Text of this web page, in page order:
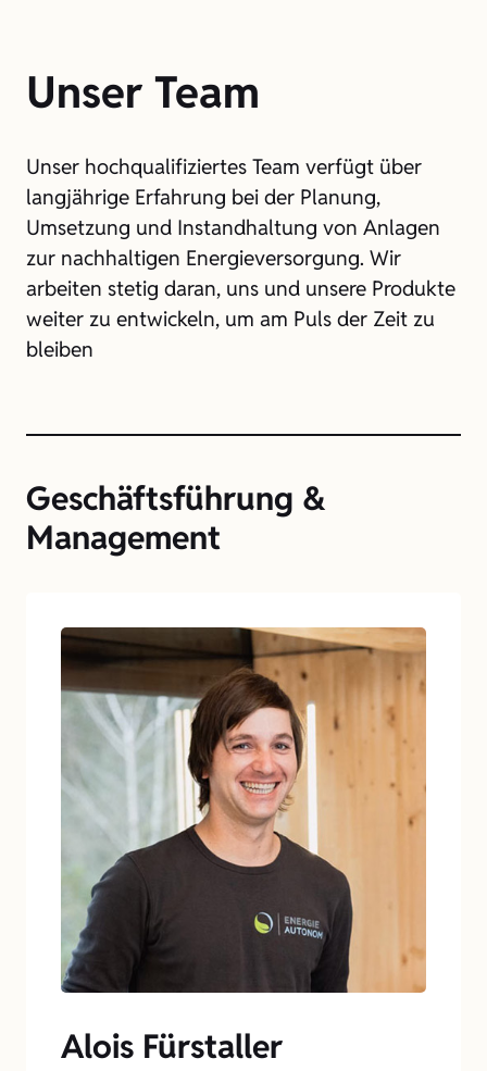
Unser Team
Unser hochqualifiziertes Team verfügt über
langjährige Erfahrung bei der Planung,
Umsetzung und Instandhaltung von Anlagen
zur nachhaltigen Energieversorgung. Wir
arbeiten stetig daran, uns und unsere Produkte
weiter zu entwickeln, um am Puls der Zeit zu
bleiben
Geschäftsführung &
Management
Alois Fürstaller